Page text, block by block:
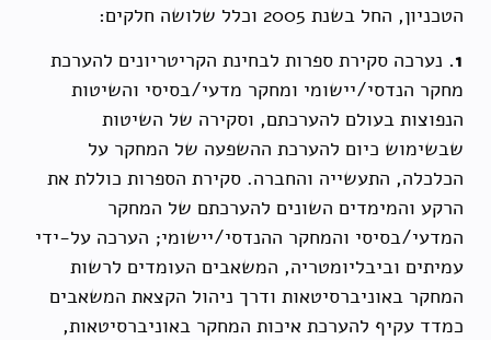
הטכניון, החל בשנת 2005 וכלל שלושה חלקים:
1. נערכה סקירת ספרות לבחינת הקריטריונים להערכת
מחקר הנדסי/יישומי ומחקר מדעי/בסיסי והשיטות
הנפוצות בעולם להערכתם, וסקירה של השיטות
שבשימוש כיום להערכת ההשפעה של המחקר על
הכלכלה, התעשייה והחברה. סקירת הספרות כוללת את
הרקע והמימדים השונים להערכתם של המחקר
המדעי/בסיסי והמחקר ההנדסי/יישומי; הערכה על-ידי
עמיתים וביבליומטריה, המשאבים העומדים לרשות
המחקר באוניברסיטאות ודרך ניהול הקצאת המשאבים
כמדד עקיף להערכת איכות המחקר באוניברסיטאות,